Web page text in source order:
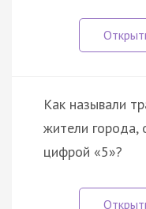
Как называли
жители города,
цифрой «5»?